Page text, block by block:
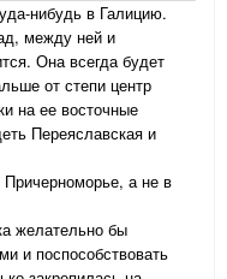
нибудь в Галицию.
между ней и
Она всегда будет
от степи центр
на ее восточные
Переяславская и
Причерноморье, а не в
желательно бы
и поспособствовать